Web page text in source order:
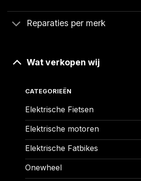
Reparaties per merk
Wat verkopen wij
CATEGORIEËN
Elektrische Fietsen
Elektrische motoren
Elektrische Fatbikes
Onewheel